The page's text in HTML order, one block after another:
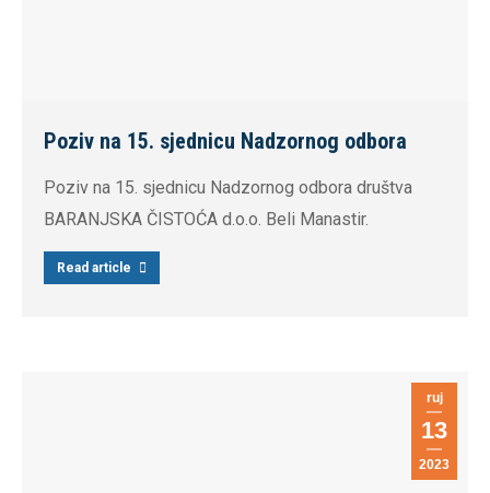
Poziv na 15. sjednicu Nadzornog odbora
Poziv na 15. sjednicu Nadzornog odbora društva
BARANJSKA ČISTOĆA d.o.o. Beli Manastir.
Read article
ruj
13
2023